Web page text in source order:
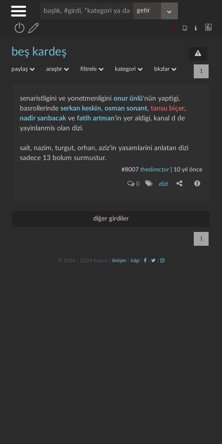
beş kardeş
paylaş araştır filtrele kategori bkzlar 1
senaristligini ve yonetmenligini onur ünlü'nün yaptigi,
basrollerinde serkan keskin, osman sonant, tansu biçer,
nadir sarıbacakve fatih artman'in yer aldigi, kanal d de
yayinlanmis olan dizi.
sait, nazim, turgut, orhan, aziz'in yasamlarini anlatan dizi
sadece 13 bolum surmustur.
#8007 thedirector| 10 yıl önce
0 dizi
diğer girdiler
1
© 2016 - 2024 kulzos | iletişim| bilgi| | |